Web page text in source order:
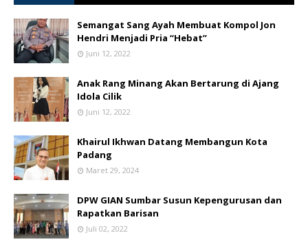
Semangat Sang Ayah Membuat Kompol Jon
Hendri Menjadi Pria “Hebat”
Juni 12, 2022
Anak Rang Minang Akan Bertarung di Ajang
Idola Cilik
Juni 12, 2022
Khairul Ikhwan Datang Membangun Kota
Padang
Maret 29, 2024
DPW GIAN Sumbar Susun Kepengurusan dan
Rapatkan Barisan
Juli 02, 2022